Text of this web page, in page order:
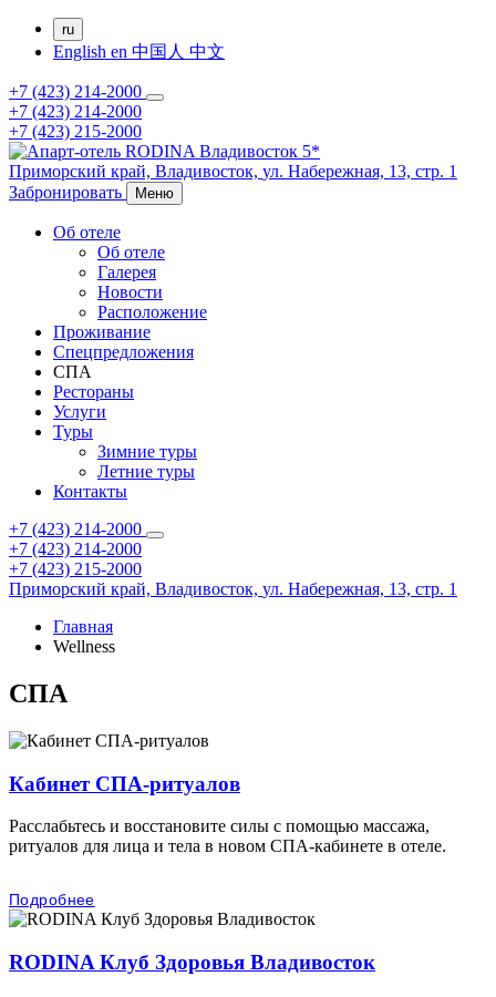
ru
English en 中国人 中文
+7 (423) 214-2000
+7 (423) 214-2000
+7 (423) 215-2000
Приморский край, Владивосток, ул. Набережная, 13, стр. 1
Забронировать
Меню
Об отеле
Об отеле
Галерея
Новости
Расположение
Проживание
Спецпредложения
СПА
Рестораны
Услуги
Туры
Зимние туры
Летние туры
Контакты
+7 (423) 214-2000
+7 (423) 214-2000
+7 (423) 215-2000
Приморский край, Владивосток, ул. Набережная, 13, стр. 1
Главная
Wellness
СПА
Кабинет СПА-ритуалов
Расслабьтесь и восстановите силы с помощью массажа,
ритуалов для лица и тела в новом СПА-кабинете в отеле.
Подробнее
RODINA Клуб Здоровья Владивосток